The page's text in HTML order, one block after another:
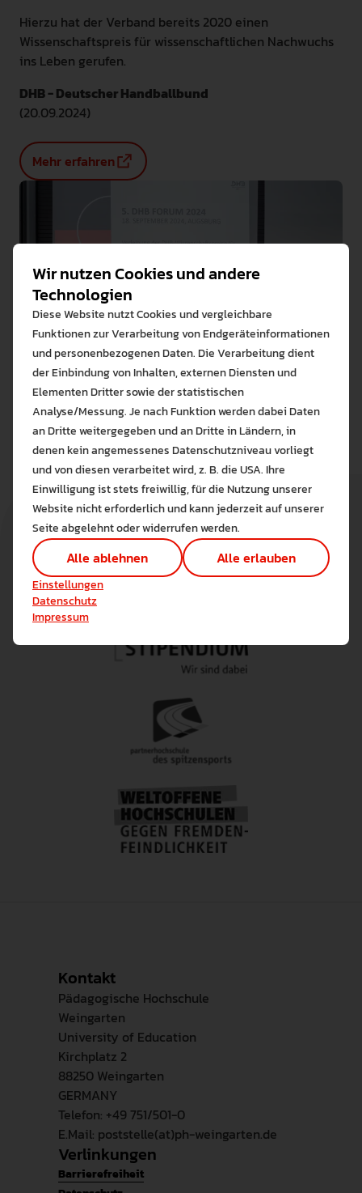
Hierzu hat der Verband bereits 2020 einen
Wissenschaftspreis für wissenschaftlichen Nachwuchs
ins Leben gerufen.
DHB - Deutscher Handballbund
(20.09.2024)
Mehr erfahren
Kontakt
Pädagogische Hochschule
Weingarten
University of Education
Kirchplatz 2
88250 Weingarten
GERMANY
Telefon: +49 751/501-0
E.Mail: poststelle(at)ph-weingarten.de
Verlinkungen
Barrierefreiheit
Wir nutzen Cookies und andere
Technologien
Diese Website nutzt Cookies und vergleichbare
Funktionen zur Verarbeitung von Endgeräteinformationen
und personenbezogenen Daten. Die Verarbeitung dient
der Einbindung von Inhalten, externen Diensten und
Elementen Dritter sowie der statistischen
Analyse/Messung. Je nach Funktion werden dabei Daten
an Dritte weitergegeben und an Dritte in Ländern, in
denen kein angemessenes Datenschutzniveau vorliegt
und von diesen verarbeitet wird, z. B. die USA. Ihre
Einwilligung ist stets freiwillig, für die Nutzung unserer
Website nicht erforderlich und kann jederzeit auf unserer
Seite abgelehnt oder widerrufen werden.
Alle ablehnen Alle erlauben
Einstellungen
Datenschutz
Impressum
Bitte wählen Sie
Die auf der Website verwendeten
Lernen Sie mehr
Alle erlauben
Technisch notwendig (1)
Hier sind alle technisch
Analyse / Statistiken (1)
Es werden Daten wie
Einstellungen speichern